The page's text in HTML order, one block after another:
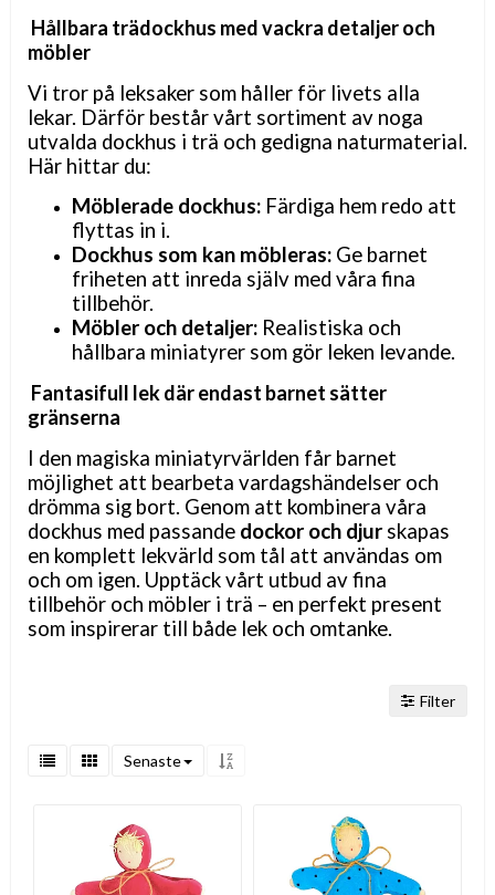
Hållbara trädockhus med vackra detaljer och
möbler
Vi tror på leksaker som håller för livets alla
lekar. Därför består vårt sortiment av noga
utvalda dockhus i trä och gedigna naturmaterial.
Här hittar du:
Möblerade dockhus: Färdiga hem redo att
flyttas in i.
Dockhus som kan möbleras: Ge barnet
friheten att inreda själv med våra fina
tillbehör.
Möbler och detaljer: Realistiska och
hållbara miniatyrer som gör leken levande.
Fantasifull lek där endast barnet sätter
gränserna
I den magiska miniatyrvärlden får barnet
möjlighet att bearbeta vardagshändelser och
drömma sig bort. Genom att kombinera våra
dockhus med passande dockor och djur skapas
en komplett lekvärld som tål att användas om
och om igen. Upptäck vårt utbud av fina
tillbehör och möbler i trä – en perfekt present
som inspirerar till både lek och omtanke.
Filter
Senaste